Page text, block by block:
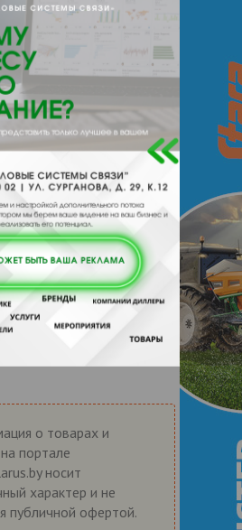
о товарах и
портале
носит
характер и не
публичной офертой.